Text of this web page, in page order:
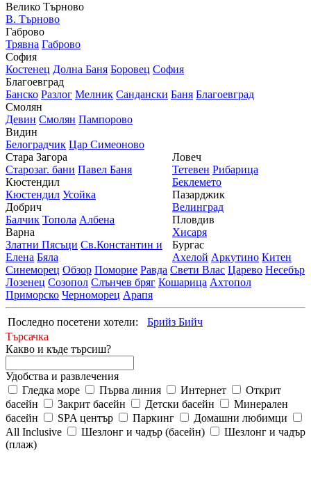
Велико Търново
В. Търново
Габрово
Трявна Габрово
София
Костенец Долна Баня Боровец София
Благоевград
Банско Разлог Мелник Сандански Баня Благоевград
Смолян
Девин Смолян Пампорово
Видин
Белоградчик Цар Симеоново
Стара Загора
Старозаг. бани Павел Баня
Кюстендил
Кюстендил Усойка
Добрич
Балчик Топола Албена
Варна
Златни Пясъци Св.Константин и
Елена Бяла
Ловеч
Тетевен Рибарица
Беклемето
Пазарджик
Велинград
Пловдив
Хисаря
Бургас
Ахелой Аркутино Китен
Синеморец Обзор Поморие Равда Свети Влас Царево Несебър
Лозенец Созопол Слънчев бряг Кошарица Ахтопол
Приморско Черноморец Арапя
Последно посетени хотели:
Брийз Бийч
Търсачка
Какво и къде търсиш?
Удобства и развлечения
Гледка море
Първа линия Интернет
Открит
басейн
Закрит басейн Детски басейн
Минерален
басейн
SPA център Паркинг
Домашни любимци
All Inclusive
Шезлонг и чадър (басейн)
Шезлонг и чадър
(плаж)